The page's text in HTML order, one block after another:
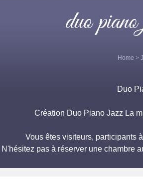
duo
Home >
Duo
Création Duo Piano Jazz La
Vous êtes visiteurs, participants
N'hésitez pas à réserver une chambre